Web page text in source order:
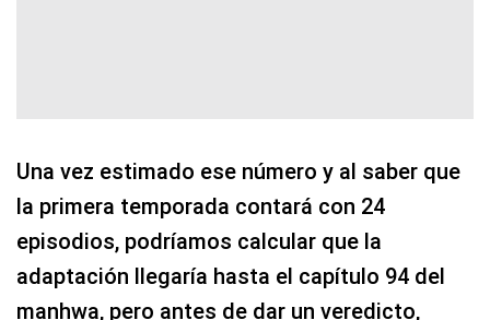
Una vez estimado ese número y al saber que
la primera temporada contará con 24
episodios, podríamos calcular que la
adaptación llegaría hasta el capítulo 94 del
manhwa, pero antes de dar un veredicto,